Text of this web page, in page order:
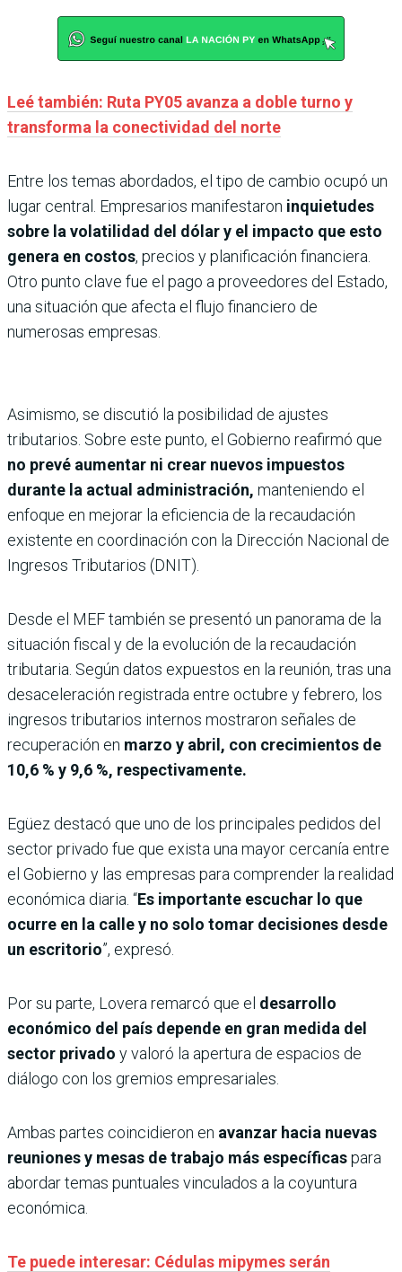
Leé también: Ruta PY05 avanza a doble turno y
transforma la conectividad del norte
Entre los temas abordados, el tipo de cambio ocupó un
lugar central. Empresarios manifestaron inquietudes
sobre la volatilidad del dólar y el impacto que esto
genera en costos, precios y planificación financiera.
Otro punto clave fue el pago a proveedores del Estado,
una situación que afecta el flujo financiero de
numerosas empresas.
Asimismo, se discutió la posibilidad de ajustes
tributarios. Sobre este punto, el Gobierno reafirmó que
no prevé aumentar ni crear nuevos impuestos
durante la actual administración, manteniendo el
enfoque en mejorar la eficiencia de la recaudación
existente en coordinación con la Dirección Nacional de
Ingresos Tributarios (DNIT).
Desde el MEF también se presentó un panorama de la
situación fiscal y de la evolución de la recaudación
tributaria. Según datos expuestos en la reunión, tras una
desaceleración registrada entre octubre y febrero, los
ingresos tributarios internos mostraron señales de
recuperación en marzo y abril, con crecimientos de
10,6 % y 9,6 %, respectivamente.
Egüez destacó que uno de los principales pedidos del
sector privado fue que exista una mayor cercanía entre
el Gobierno y las empresas para comprender la realidad
económica diaria. “Es importante escuchar lo que
ocurre en la calle y no solo tomar decisiones desde
un escritorio”, expresó.
Por su parte, Lovera remarcó que el desarrollo
económico del país depende en gran medida del
sector privado y valoró la apertura de espacios de
diálogo con los gremios empresariales.
Ambas partes coincidieron en avanzar hacia nuevas
reuniones y mesas de trabajo más específicaspara
abordar temas puntuales vinculados a la coyuntura
económica.
Te puede interesar: Cédulas mipymes serán